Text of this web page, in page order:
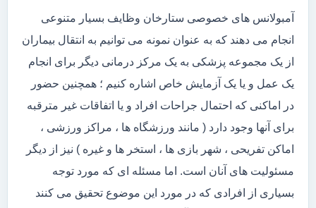
آمبولانس های خصوصی ستارخان وظایف بسیار متنوعی
انجام می دهند که به عنوان نمونه می توانیم به انتقال بیماران
از یک مجموعه پزشکی به یک مرکز درمانی دیگر برای انجام
یک عمل و یا یک آزمایش خاص اشاره کنیم ؛ همچنین حضور
در اماکنی که احتمال جراحات افراد و یا اتفاقات غیر مترقبه
برای آنها وجود دارد ( مانند ورزشگاه ها ، مراکز ورزشی ،
اماکن تفریحی ، شهر بازی ها ، استخر ها و غیره ) نیز از دیگر
مسئولیت های آنان است. اما مسئله ای که مورد توجه
بسیاری از افرادی که در مورد این موضوع تحقیق می کنند